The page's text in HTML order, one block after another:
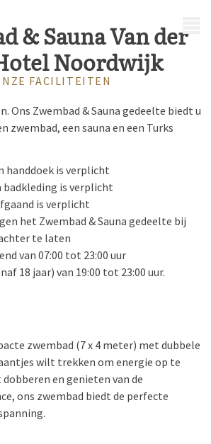
& Sauna Van der
Noordwijk
FACILITEITEN
Ons Zwembad & Sauna gedeelte biedt u
zwembad, een sauna en een Turks
handdoek is verplicht
badkleding is verplicht
is verplicht
het Zwembad & Sauna gedeelte bij
te laten
van 07:00 tot 23:00 uur
18 jaar) van 19:00 tot 23:00 uur.
zwembad (7 x 4 meter) met dubbele
wilt trekken om energie op te
en genieten van de
ons zwembad biedt de perfecte